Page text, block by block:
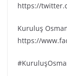
https://
Kuruluş
https://